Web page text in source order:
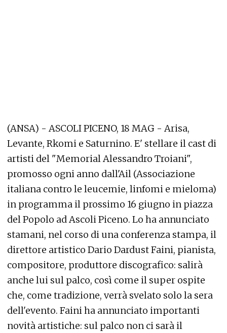
(ANSA) - ASCOLI PICENO, 18 MAG - Arisa,
Levante, Rkomi e Saturnino. E' stellare il cast di
artisti del "Memorial Alessandro Troiani",
promosso ogni anno dall'Ail (Associazione
italiana contro le leucemie, linfomi e mieloma)
in programma il prossimo 16 giugno in piazza
del Popolo ad Ascoli Piceno. Lo ha annunciato
stamani, nel corso di una conferenza stampa, il
direttore artistico Dario Dardust Faini, pianista,
compositore, produttore discografico: salirà
anche lui sul palco, così come il super ospite
che, come tradizione, verrà svelato solo la sera
dell'evento. Faini ha annunciato importanti
novità artistiche: sul palco non ci sarà il